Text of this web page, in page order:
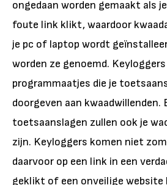
ongedaan worden gemaakt als
foute link klikt, waardoor
je pc of laptop wordt
worden ze genoemd.
programmaatjes die je
doorgeven aan kwaadwillenden.
toetsaanslagen zullen ook je
zijn. Keyloggers komen niet
daarvoor op een link in een
geklikt of een onveilige website